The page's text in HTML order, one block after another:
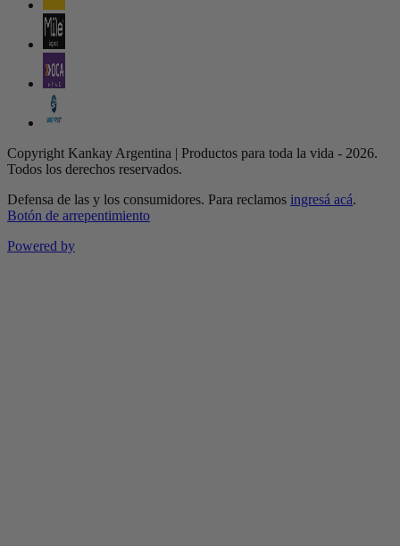
Copyright Kankay Argentina | Productos para toda la vida - 2026.
Todos los derechos reservados.
Defensa de las y los consumidores. Para reclamos ingresá acá.
Botón de arrepentimiento
Powered by